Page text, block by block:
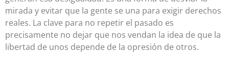
mirada y evitar que la gente se una para exigir derechos
reales. La clave para no repetir el pasado es
precisamente no dejar que nos vendan la idea de que la
libertad de unos depende de la opresión de otros.